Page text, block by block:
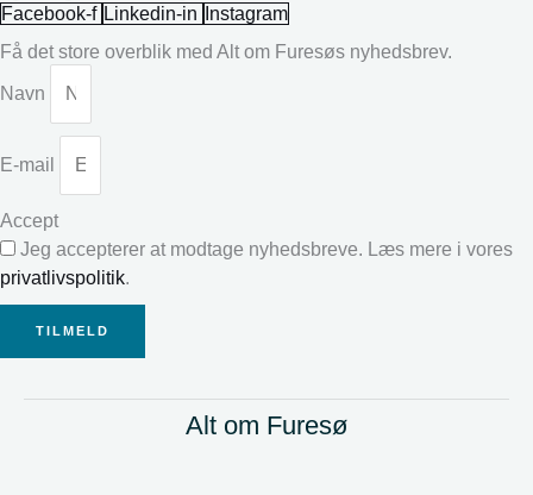
Facebook-f Linkedin-in
Instagram
Få det store overblik med Alt om Furesøs nyhedsbrev.
Navn
E-mail
Accept
Jeg accepterer at modtage nyhedsbreve. Læs mere i vores
privatlivspolitik.
TILMELD
Alt om Furesø